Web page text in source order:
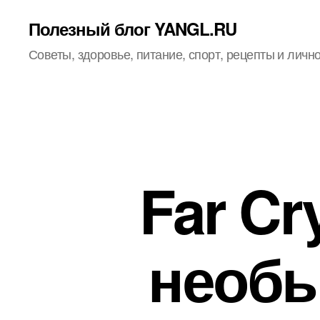
Полезный блог YANGL.RU
Советы, здоровье, питание, спорт, рецепты и
Far